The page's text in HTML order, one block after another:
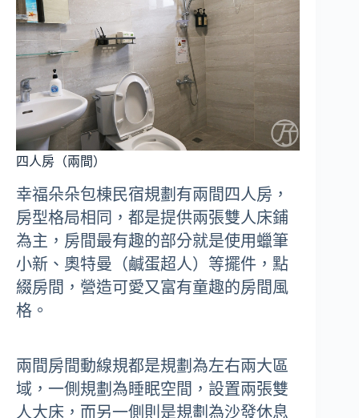
四人房（兩間）
幸福朵朵包棟民宿規劃有兩間四人房，
房型格局相同，都是提供兩張雙人床鋪
為主，房間最有趣的部分就是使用蠟筆
小新、奧特曼（鹹蛋超人）等擺件，點
綴房間，營造可愛又富有童趣的房間風
格。
兩間房間動線規都是規劃為左右兩大區
域，一側規劃為睡眠空間，設置兩張雙
人大床，而另一側則是規劃為沙發休息